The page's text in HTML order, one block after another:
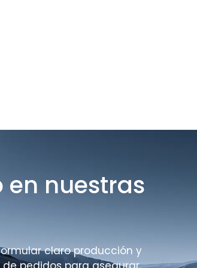
en nuestras
claro producción y